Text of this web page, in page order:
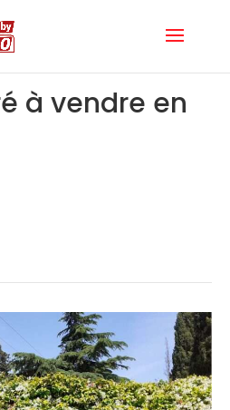
à vendre en